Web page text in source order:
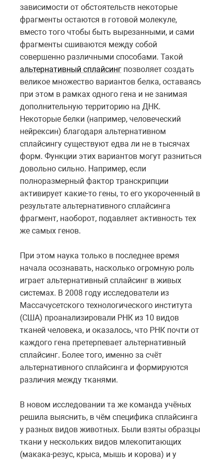
зависимости от обстоятельств некоторые
фрагменты остаются в готовой молекуле,
вместо того чтобы быть вырезанными, и сами
фрагменты сшиваются между собой
совершенно различными способами. Такой
альтернативный сплайсинг позволяет создать
великое множество вариантов белка, оставаясь
при этом в рамках одного гена и не занимая
дополнительную территорию на ДНК.
Некоторые белки (например, человеческий
нейрексин) благодаря альтернативном
сплайсингу существуют едва ли не в тысячах
форм. Функции этих вариантов могут разниться
довольно сильно. Например, если
полноразмерный фактор транскрипции
активирует какие-то гены, то его укороченный в
результате альтернативного сплайсинга
фрагмент, наоборот, подавляет активность тех
же самых генов.
При этом наука только в последнее время
начала осознавать, насколько огромную роль
играет альтернативный сплайсинг в живых
системах. В 2008 году исследователи из
Массачусетского технологического института
(США) проанализировали РНК из 10 видов
тканей человека, и оказалось, что РНК почти от
каждого гена претерпевает альтернативный
сплайсинг. Более того, именно за счёт
альтернативного сплайсинга и формируются
различия между тканями.
В новом исследовании та же команда учёных
решила выяснить, в чём специфика сплайсинга
у разных видов животных. Были взяты образцы
ткани у нескольких видов млекопитающих
(макака-резус, крыса, мышь и корова) и у